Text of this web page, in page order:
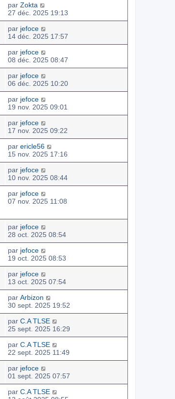
par Zokta
27 déc. 2025 19:13
par jefoce
14 déc. 2025 17:57
par jefoce
08 déc. 2025 08:47
par jefoce
06 déc. 2025 10:20
par jefoce
19 nov. 2025 09:01
par jefoce
17 nov. 2025 09:22
par ericle56
15 nov. 2025 17:16
par jefoce
10 nov. 2025 08:44
par jefoce
07 nov. 2025 11:08
par jefoce
28 oct. 2025 08:54
par jefoce
19 oct. 2025 08:53
par jefoce
13 oct. 2025 07:54
par Arbizon
30 sept. 2025 19:52
par C.A TLSE
25 sept. 2025 16:29
par C.A TLSE
22 sept. 2025 11:49
par jefoce
01 sept. 2025 07:57
par C.A TLSE